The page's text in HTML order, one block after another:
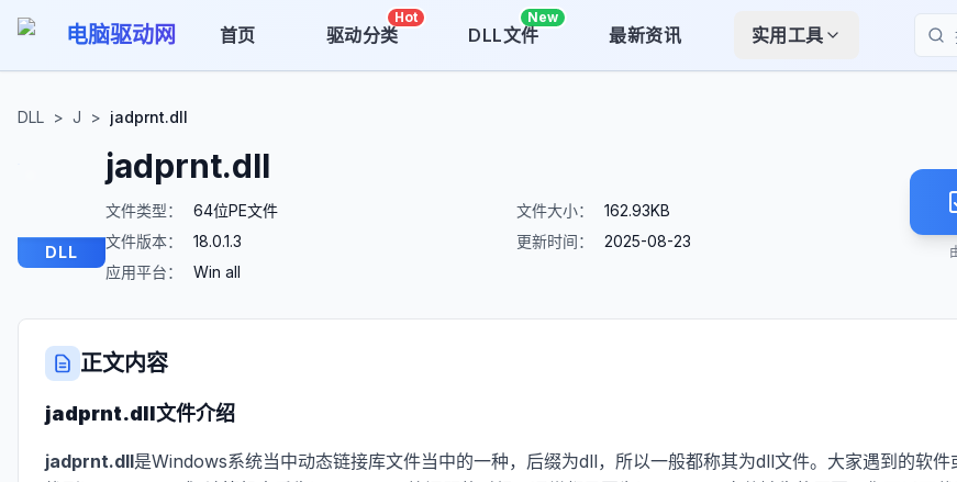
电脑驱动网 首页 驱动分类
Hot
DLL文件
New
最新资讯
实用工具
搜索
DLL > J > jadprnt.dll
DLL
jadprnt.dll
文件类型：
64位PE文件
文件版本：
18.0.1.3
应用平台：
Win all
文件大小：
162.93KB
更新时间：
2025-08-23
正文内容
jadprnt.dll文件介绍
jadprnt.dll是Windows系统当中动态链接库文件当中的一种，后缀为dll，所以一般都称其为dll文件。大家遇到的软